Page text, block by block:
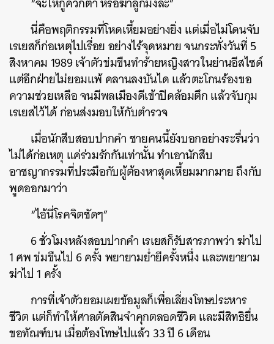
นี่คือพฤติกรรมที่โหดเหี้ยมอย่างยิ่ง แต่เมื่อไม่โดนจับ
เรเยสก็ก่อเหตุไปเรื่อย อย่างไร้จุดหมาย จนกระทั่งวันที่ 5
สิงหาคม 1989 เจ้าตัวข่มขืนทำร้ายหญิงสาวในย่านอีสไซด์
แต่อีกฝ่ายไม่ยอมแพ้ คลานลงบันได แล้วตะโกนร้องขอ
ความช่วยเหลือ จนมีพลเมืองดีเข้าปิดล้อมตึก แล้วจับกุม
เรเยสไว้ได้ ก่อนส่งมอบให้กับตำรวจ
เมื่อนักสืบสอบปากคำ ชายคนนี้ยังบอกอย่างระรื่นว่า
ไม่ได้ก่อเหตุ แค่ร่วมรักกันเท่านั้น ทำเอานักสืบ
อาชญากรรมที่ประมือกับผู้ต้องหาสุดเหี้ยมมากมาย ถึงกับ
พูดออกมาว่า
“ไอ้นี่โรคจิตชัดๆ”
6 ชั่วโมงหลังสอบปากคำ เรเยสก็รับสารภาพว่า ฆ่าไป
1 ศพ ข่มขืนไป 6 ครั้ง พยายามย่ำยีครั้งหนึ่ง และพยายาม
ฆ่าไป 1 ครั้ง
การที่เจ้าตัวยอมเผยข้อมูลก็เพื่อเลี่ยงโทษประหาร
ชีวิต แต่ก็ทำให้ศาลตัดสินจำคุกตลอดชีวิต และมีสิทธิยื่น
ขอทัณฑ์บน เมื่อต้องโทษไปแล้ว 33 ปี 6 เดือน